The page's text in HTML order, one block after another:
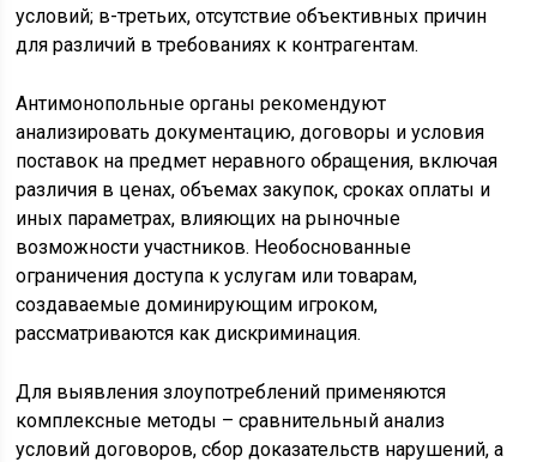
условий; в-третьих, отсутствие объективных причин
для различий в требованиях к контрагентам.
Антимонопольные органы рекомендуют
анализировать документацию, договоры и условия
поставок на предмет неравного обращения, включая
различия в ценах, объемах закупок, сроках оплаты и
иных параметрах, влияющих на рыночные
возможности участников. Необоснованные
ограничения доступа к услугам или товарам,
создаваемые доминирующим игроком,
рассматриваются как дискриминация.
Для выявления злоупотреблений применяются
комплексные методы – сравнительный анализ
условий договоров, сбор доказательств нарушений, а